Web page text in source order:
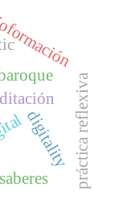
digitality práctica reflexiva